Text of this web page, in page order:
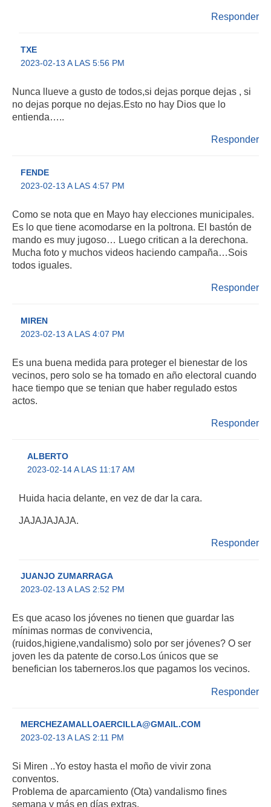
Responder
TXE
2023-02-13 A LAS 5:56 PM
Nunca llueve a gusto de todos,si dejas porque dejas , si
no dejas porque no dejas.Esto no hay Dios que lo
entienda…..
Responder
FENDE
2023-02-13 A LAS 4:57 PM
Como se nota que en Mayo hay elecciones municipales.
Es lo que tiene acomodarse en la poltrona. El bastón de
mando es muy jugoso… Luego critican a la derechona.
Mucha foto y muchos videos haciendo campaña…Sois
todos iguales.
Responder
MIREN
2023-02-13 A LAS 4:07 PM
Es una buena medida para proteger el bienestar de los
vecinos, pero solo se ha tomado en año electoral cuando
hace tiempo que se tenian que haber regulado estos
actos.
Responder
ALBERTO
2023-02-14 A LAS 11:17 AM
Huida hacia delante, en vez de dar la cara.
JAJAJAJAJA.
Responder
JUANJO ZUMARRAGA
2023-02-13 A LAS 2:52 PM
Es que acaso los jóvenes no tienen que guardar las
mínimas normas de convivencia,
(ruidos,higiene,vandalismo) solo por ser jóvenes? O ser
joven les da patente de corso.Los únicos que se
benefician los taberneros.los que pagamos los vecinos.
Responder
MERCHEZAMALLOAERCILLA@GMAIL.COM
2023-02-13 A LAS 2:11 PM
Si Miren ..Yo estoy hasta el moño de vivir zona
conventos.
Problema de aparcamiento (Ota) vandalismo fines
semana y más en días extras.